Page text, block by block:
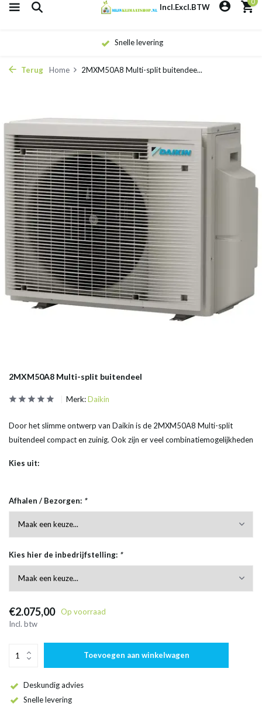
Incl.Excl.BTW
Eigen monteurs
Terug Home 2MXM50A8 Multi-split buitendee...
2MXM50A8 Multi-split buitendeel
Merk:Daikin
Door het slimme ontwerp van Daikin is de 2MXM50A8 Multi-split
buitendeel compact en zuinig. Ook zijn er veel combinatiemogelijkheden
Kies uit:
Afhalen / Bezorgen: *
Kies hier de inbedrijfstelling: *
€2.075,00
Op voorraad
Incl. btw
Toevoegen aan winkelwagen
Deskundig advies
Snelle levering